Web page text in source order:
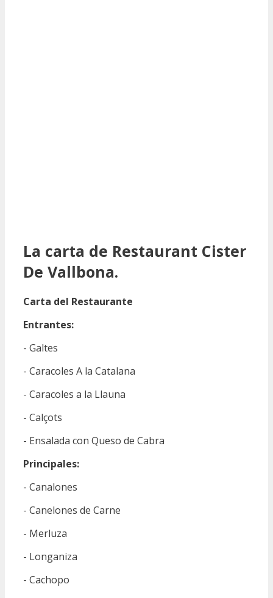
La carta de Restaurant Cister
De Vallbona.
Carta del Restaurante
Entrantes:
- Galtes
- Caracoles A la Catalana
- Caracoles a la Llauna
- Calçots
- Ensalada con Queso de Cabra
Principales:
- Canalones
- Canelones de Carne
- Merluza
- Longaniza
- Cachopo